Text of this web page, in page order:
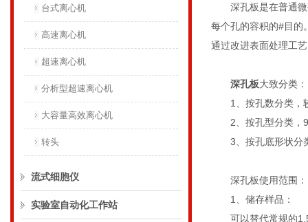
台式离心机
高速离心机
超速离心机
分析型超速离心机
大容量高效离心机
转头
流式细胞仪
实验室自动化工作站
深孔板是在普通微
每个孔的容积的#目的
通过改进表面处理工
深孔板大致分类：
1、按孔数分类，较
2、按孔型分类，96
3、按孔底形状分类
深孔板使用范围：
1、储存样品：
可以替代常规的